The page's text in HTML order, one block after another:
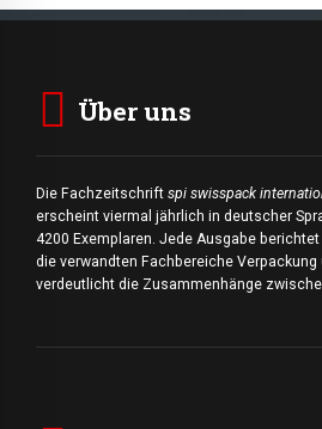
Über uns
Die Fachzeitschrift spi swisspack
erscheint viermal jährlich in deutscher
4200 Exemplaren. Jede Ausgabe
die verwandten Fachbereiche Verpackung
verdeutlicht die Zusammenhänge